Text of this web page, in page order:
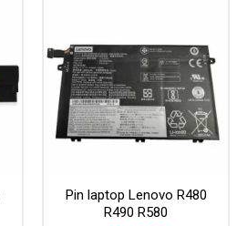
Wishlist
Pin laptop Lenovo R480
R490 R580